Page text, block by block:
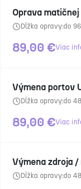
Oprava
Dĺžka opravy:do
89,00 €Viac
Výmena portov
Dĺžka opravy:do
89,00 €Viac
Výmena zdroja
Dĺžka opravy:do